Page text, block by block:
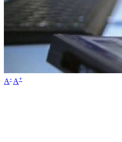
A- A+